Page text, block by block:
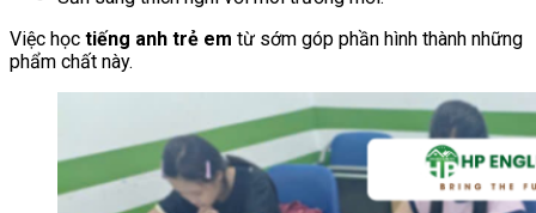
Việc học tiếng anh trẻ em từ sớm góp phần hình thành những
phẩm chất này.